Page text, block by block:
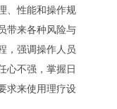
、性能和操作规
带来各种风险与
，强调操作人员
心不强，掌握日
求来使用理疗设